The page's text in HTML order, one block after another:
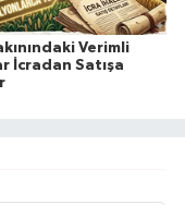
Verimli
İcradan Satışa